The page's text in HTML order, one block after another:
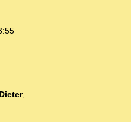
Dieter,